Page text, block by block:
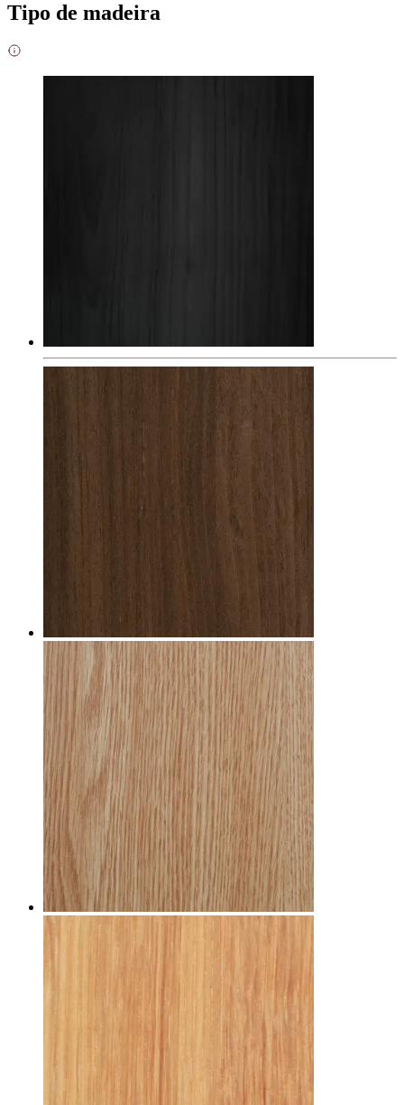
Tipo de madeira